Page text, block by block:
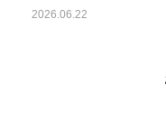
2026.06.22